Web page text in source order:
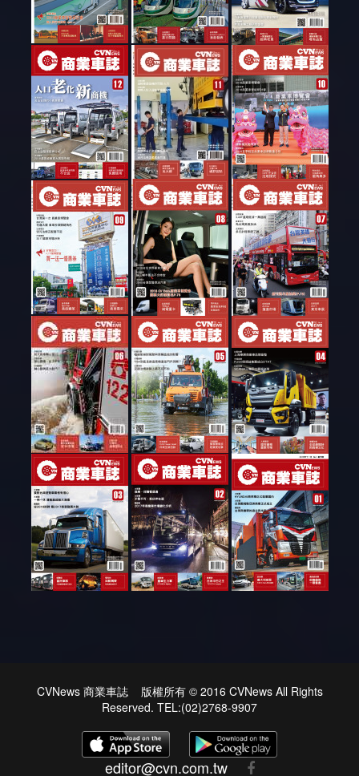
CVNews 商業車誌 版權所有 © 2016 CVNews All Rights
Reserved. TEL:(02)2768-9907
editor@cvn.com.tw